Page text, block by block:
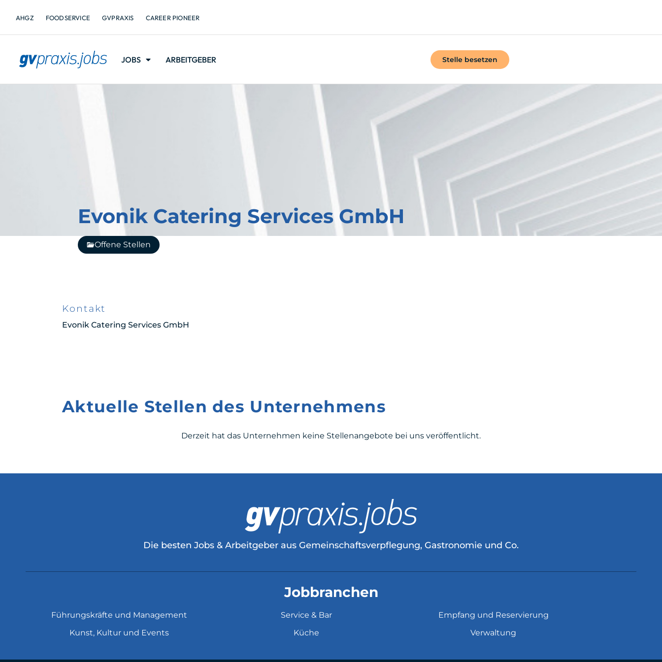
AHGZ FOODSERVICE GVPRAXIS CAREER PIONEER
JOBS ARBEITGEBER Stelle besetzen
Evonik Catering Services GmbH
Offene Stellen
Kontakt
Evonik Catering Services GmbH
Aktuelle Stellen des Unternehmens
Derzeit hat das Unternehmen keine Stellenangebote bei uns veröffentlicht.
Die besten Jobs & Arbeitgeber aus Gemeinschaftsverpflegung, Gastronomie und Co.
Jobbranchen
Führungskräfte und Management
Kunst, Kultur und Events
Service & Bar
Küche
Empfang und Reservierung
Verwaltung